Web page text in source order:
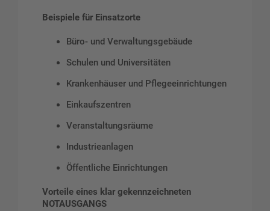
Beispiele für Einsatzorte
Büro- und Verwaltungsgebäude
Schulen und Universitäten
Krankenhäuser und Pflegeeinrichtungen
Einkaufszentren
Veranstaltungsräume
Industrieanlagen
Öffentliche Einrichtungen
Vorteile eines klar gekennzeichneten
NOTAUSGANGS